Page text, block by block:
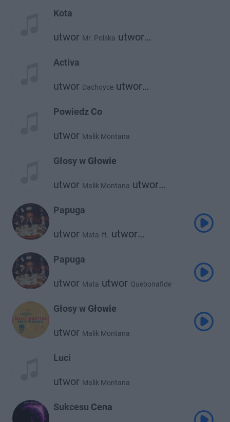
Kota
utwor Mr. Polska utwor
Activa
utwor Dachoyce utwor
Powiedz Co
utwor Malik Montana
Głosy w Głowie
utwor Malik Montana utwor
Papuga
utwor Mata ft. utwor
Papuga
utwor Mata utwor Quebonafide
Głosy w Głowie
utwor Malik Montana
Luci
utwor Malik Montana
Sukcesu Cena